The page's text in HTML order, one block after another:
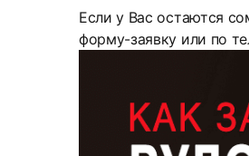
Если у Вас остаются
форму-заявку или по